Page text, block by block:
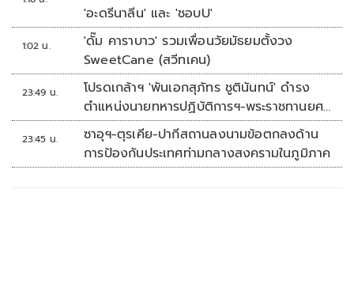
'อะดรีนาลีน' และ 'ชอบU'
1:02 น.
'ดั๊ม คาราบาว' รวมเพื่อนวัยมัธยมตั้งวง
SweetCane (สวีทเคน)
23:49 น.
โปรดเกล้าฯ 'พันเอกสุภัทร ชูตินันทน์' ดำรง
ตำแหน่งนายทหารปฏิบัติการฯ-พระราชทานยศ
'พลตรี'
23:45 น.
ซาอุฯ-ตุรเคีย-ปากีสถานลงนามข้อตกลงด้าน
การป้องกันประเทศท่ามกลางสงครามในภูมิภาค